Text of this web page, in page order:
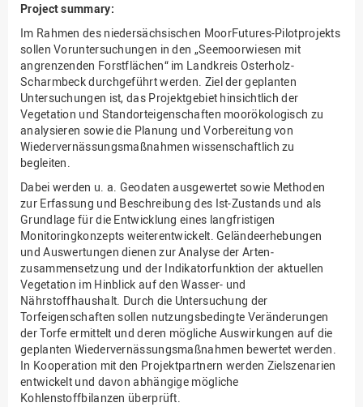
Project summary:
Im Rahmen des niedersächsischen MoorFutures-Pilotprojekts
sollen Voruntersuchungen in den „Seemoorwiesen mit
angrenzenden Forstflächen“ im Landkreis Osterholz-
Scharmbeck durchgeführt werden. Ziel der geplanten
Untersuchungen ist, das Projektgebiet hinsichtlich der
Vegetation und Standort­eigenschaften moorökologisch zu
analysieren sowie die Planung und Vorbereitung von
Wiedervernässungsmaßnahmen wissenschaftlich zu
begleiten.
Dabei werden u. a. Geodaten ausgewertet sowie Methoden
zur Erfassung und Beschreibung des Ist-Zustands und als
Grundlage für die Entwicklung eines langfristigen
Monitoringkonzepts weiterentwickelt. Geländeerhebungen
und Auswertungen dienen zur Analyse der Arten­
zusammensetzung und der Indikatorfunktion der aktuellen
Vegetation im Hinblick auf den Wasser- und
Nährstoffhaushalt. Durch die Untersuchung der
Torfeigenschaften sollen nutzungsbedingte Veränderungen
der Torfe ermittelt und deren mögliche Auswirkungen auf die
geplanten Wiedervernässungsmaßnahmen bewertet werden.
In Kooperation mit den Projektpartnern werden Zielszenarien
entwickelt und davon abhängige mögliche
Kohlenstoffbilanzen überprüft.